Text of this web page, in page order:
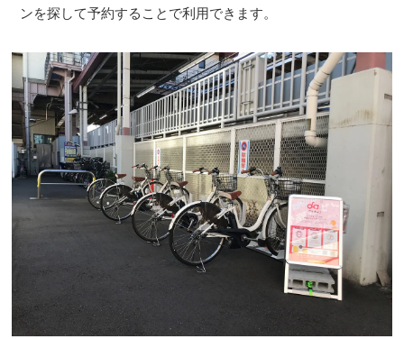
ンを探して予約することで利用できます。